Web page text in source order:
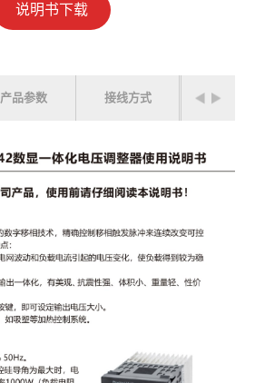
说明书下载
产品参数 接线方式